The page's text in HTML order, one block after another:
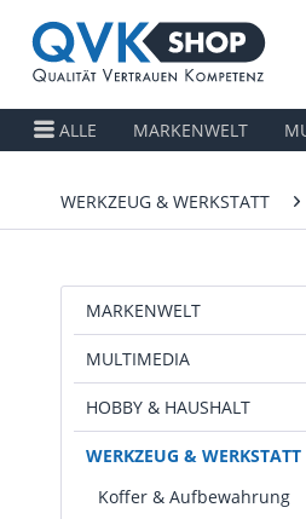
ALLE MARKENWELT
WERKZEUG & WERKSTATT
MARKENWELT
MULTIMEDIA
HOBBY & HAUSHALT
WERKZEUG & WERKSTATT
Koffer & Aufbewahrung